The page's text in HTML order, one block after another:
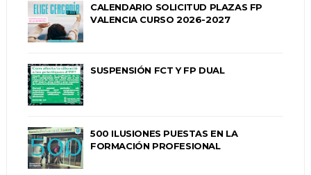
CALENDARIO SOLICITUD PLAZAS FP
VALENCIA CURSO 2026-2027
SUSPENSIÓN FCT Y FP DUAL
500 ILUSIONES PUESTAS EN LA
FORMACIÓN PROFESIONAL